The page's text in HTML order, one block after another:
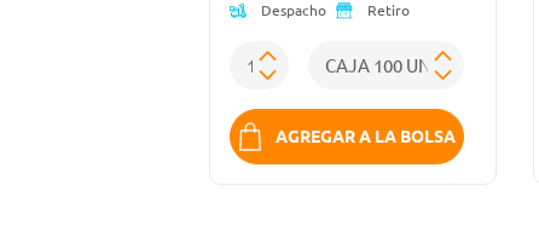
Despacho Retiro
AGREGAR A LA BOLSA